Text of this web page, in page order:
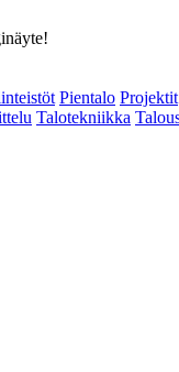
Pientalo Projektit
Talotekniikka